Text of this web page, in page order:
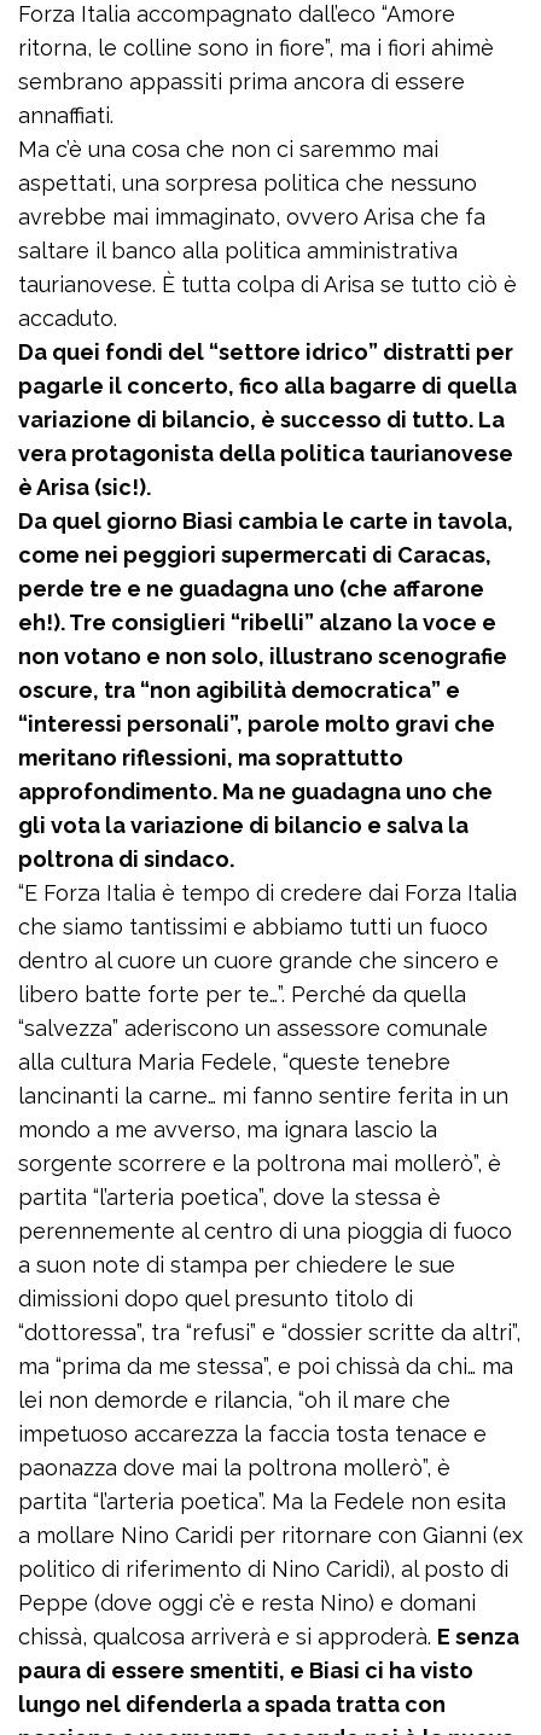
Forza Italia accompagnato dall’eco “Amore
ritorna, le colline sono in fiore”, ma i fiori ahimè
sembrano appassiti prima ancora di essere
annaffiati.
Ma c’è una cosa che non ci saremmo mai
aspettati, una sorpresa politica che nessuno
avrebbe mai immaginato, ovvero Arisa che fa
saltare il banco alla politica amministrativa
taurianovese. È tutta colpa di Arisa se tutto ciò è
accaduto.
Da quei fondi del “settore idrico” distratti per
pagarle il concerto, fico alla bagarre di quella
variazione di bilancio, è successo di tutto. La
vera protagonista della politica taurianovese
è Arisa (sic!).
Da quel giorno Biasi cambia le carte in tavola,
come nei peggiori supermercati di Caracas,
perde tre e ne guadagna uno (che affarone
eh!). Tre consiglieri “ribelli” alzano la voce e
non votano e non solo, illustrano scenografie
oscure, tra “non agibilità democratica” e
“interessi personali”, parole molto gravi che
meritano riflessioni, ma soprattutto
approfondimento. Ma ne guadagna uno che
gli vota la variazione di bilancio e salva la
poltrona di sindaco.
“E Forza Italia è tempo di credere dai Forza Italia
che siamo tantissimi e abbiamo tutti un fuoco
dentro al cuore un cuore grande che sincero e
libero batte forte per te…”. Perché da quella
“salvezza” aderiscono un assessore comunale
alla cultura Maria Fedele, “queste tenebre
lancinanti la carne… mi fanno sentire ferita in un
mondo a me avverso, ma ignara lascio la
sorgente scorrere e la poltrona mai mollerò”, è
partita “l’arteria poetica”, dove la stessa è
perennemente al centro di una pioggia di fuoco
a suon note di stampa per chiedere le sue
dimissioni dopo quel presunto titolo di
“dottoressa”, tra “refusi” e “dossier scritte da altri”,
ma “prima da me stessa”, e poi chissà da chi… ma
lei non demorde e rilancia, “oh il mare che
impetuoso accarezza la faccia tosta tenace e
paonazza dove mai la poltrona mollerò”, è
partita “l’arteria poetica”. Ma la Fedele non esita
a mollare Nino Caridi per ritornare con Gianni (ex
politico di riferimento di Nino Caridi), al posto di
Peppe (dove oggi c’è e resta Nino) e domani
chissà, qualcosa arriverà e si approderà. E senza
paura di essere smentiti, e Biasi ci ha visto
lungo nel difenderla a spada tratta con